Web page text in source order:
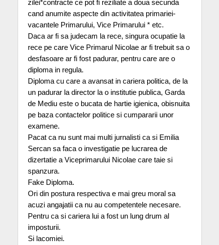
zilei*contracte ce pot fi reziliate a doua secunda
cand anumite aspecte din activitatea primariei-
vacantele Primarului, Vice Primarului * etc.
Daca ar fi sa judecam la rece, singura ocupatie la
rece pe care Vice Primarul Nicolae ar fi trebuit sa o
desfasoare ar fi fost padurar, pentru care are o
diploma in regula.
Diploma cu care a avansat in cariera politica, de la
un padurar la director la o institutie publica, Garda
de Mediu este o bucata de hartie igienica, obisnuita
pe baza contactelor politice si cumpararii unor
examene.
Pacat ca nu sunt mai multi jurnalisti ca si Emilia
Sercan sa faca o investigatie pe lucrarea de
dizertatie a Viceprimarului Nicolae care taie si
spanzura.
Fake Diploma.
Ori din postura respectiva e mai greu moral sa
acuzi angajatii ca nu au competentele necesare.
Pentru ca si cariera lui a fost un lung drum al
imposturii.
Si lacomiei.